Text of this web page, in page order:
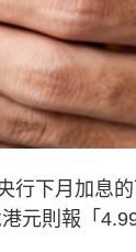
行下月加息
元則報「